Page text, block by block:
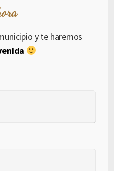
y te haremos